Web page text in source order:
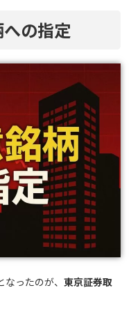
の指定
ったのが、 東京証券取